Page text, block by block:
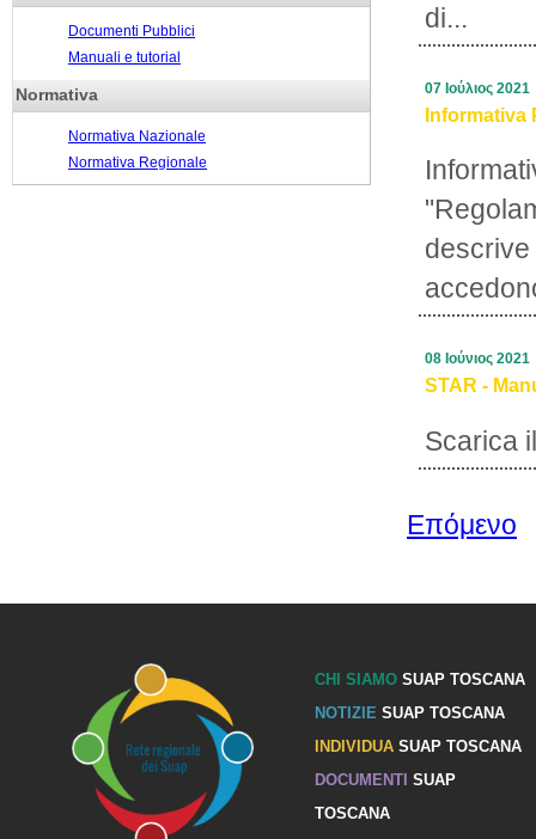
Documenti Pubblici
Manuali e tutorial
Normativa
Normativa Nazionale
Normativa Regionale
di...
Informativa
07 Ιούλιος 2021
STAR -
Scarica
08 Ιούνιος 2021
Επόμενο
CHI SIAMOSUAP TOSCANA
NOTIZIE SUAP TOSCANA
INDIVIDUASUAP TOSCANA
DOCUMENTI SUAP
TOSCANA